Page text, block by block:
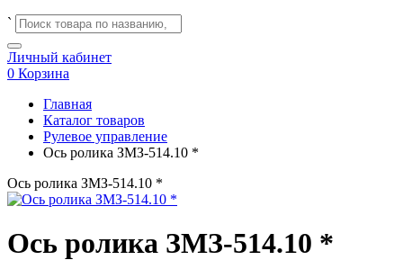
`
Личный кабинет
0 Корзина
Главная
Каталог товаров
Рулевое управление
Ось ролика ЗМЗ-514.10 *
Ось ролика ЗМЗ-514.10 *
Ось ролика ЗМЗ-514.10 *